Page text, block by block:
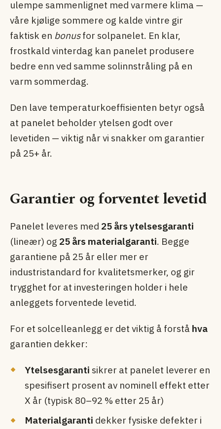
ulempe sammenlignet med varmere klima —
våre kjølige sommere og kalde vintre gir
faktisk en bonusfor solpanelet. En klar,
frostkald vinterdag kan panelet produsere
bedre enn ved samme solinnstråling på en
varm sommerdag.
Den lave temperaturkoeffisienten betyr også
at panelet beholder ytelsen godt over
levetiden — viktig når vi snakker om garantier
på 25+ år.
Garantier og forventet levetid
Panelet leveres med 25 års ytelsesgaranti
(lineær) og 25 års materialgaranti. Begge
garantiene på 25 år eller mer er
industristandard for kvalitetsmerker, og gir
trygghet for at investeringen holder i hele
anleggets forventede levetid.
For et solcelleanlegg er det viktig å forstå hva
garantien dekker:
Ytelsesgaranti sikrer at panelet leverer en
spesifisert prosent av nominell effekt etter
X år (typisk 80–92 % etter 25 år)
Materialgaranti dekker fysiske defekter i